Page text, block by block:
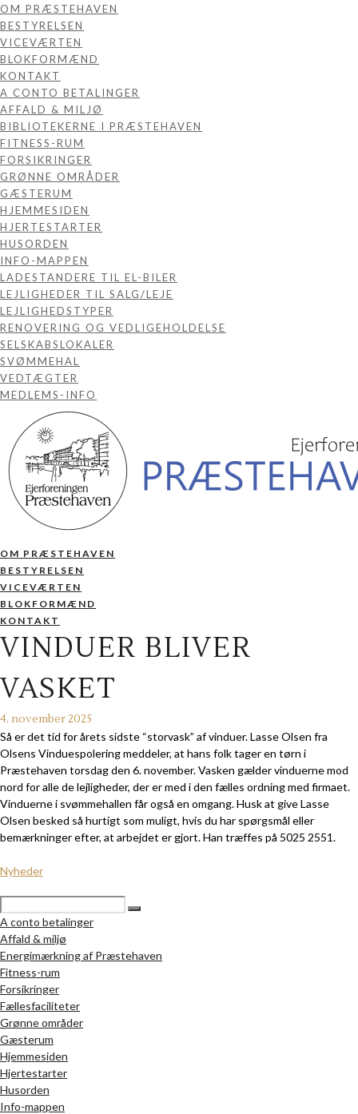
OM PRÆSTEHAVEN
BESTYRELSEN
VICEVÆRTEN
BLOKFORMÆND
KONTAKT
A CONTO BETALINGER
AFFALD & MILJØ
BIBLIOTEKERNE I PRÆSTEHAVEN
FITNESS-RUM
FORSIKRINGER
GRØNNE OMRÅDER
GÆSTERUM
HJEMMESIDEN
HJERTESTARTER
HUSORDEN
INFO-MAPPEN
LADESTANDERE TIL EL-BILER
LEJLIGHEDER TIL SALG/LEJE
LEJLIGHEDSTYPER
RENOVERING OG VEDLIGEHOLDELSE
SELSKABSLOKALER
SVØMMEHAL
VEDTÆGTER
MEDLEMS-INFO
OM PRÆSTEHAVEN
BESTYRELSEN
VICEVÆRTEN
BLOKFORMÆND
KONTAKT
VINDUER BLIVER
VASKET
4. november 2025
Så er det tid for årets sidste “storvask” af vinduer. Lasse Olsen fra
Olsens Vinduespolering meddeler, at hans folk tager en tørn i
Præstehaven torsdag den 6. november. Vasken gælder vinduerne mod
nord for alle de lejligheder, der er med i den fælles ordning med firmaet.
Vinduerne i svømmehallen får også en omgang. Husk at give Lasse
Olsen besked så hurtigt som muligt, hvis du har spørgsmål eller
bemærkninger efter, at arbejdet er gjort. Han træffes på 5025 2551.
Nyheder
A conto betalinger
Affald & miljø
Energimærkning af Præstehaven
Fitness-rum
Forsikringer
Fællesfaciliteter
Grønne områder
Gæsterum
Hjemmesiden
Hjertestarter
Husorden
Info-mappen